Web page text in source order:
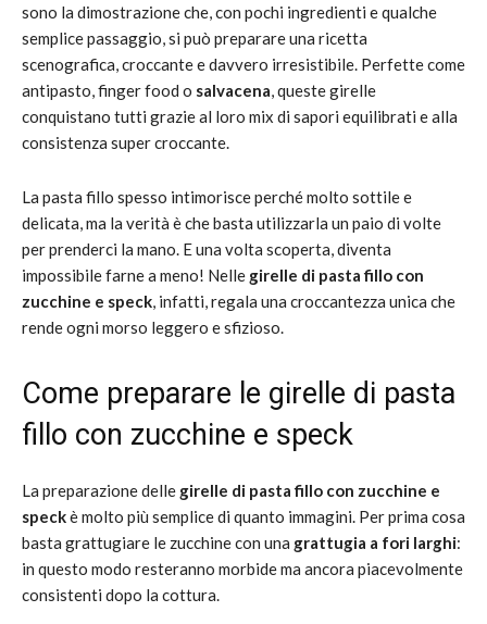
sono la dimostrazione che, con pochi ingredienti e qualche
semplice passaggio, si può preparare una ricetta
scenografica, croccante e davvero irresistibile. Perfette come
antipasto, finger food o salvacena, queste girelle
conquistano tutti grazie al loro mix di sapori equilibrati e alla
consistenza super croccante.
La pasta fillo spesso intimorisce perché molto sottile e
delicata, ma la verità è che basta utilizzarla un paio di volte
per prenderci la mano. E una volta scoperta, diventa
impossibile farne a meno! Nelle girelle di pasta fillo con
zucchine e speck, infatti, regala una croccantezza unica che
rende ogni morso leggero e sfizioso.
Come preparare le girelle di pasta
fillo con zucchine e speck
La preparazione delle girelle di pasta fillo con zucchine e
speckè molto più semplice di quanto immagini. Per prima cosa
basta grattugiare le zucchine con una grattugia a fori larghi:
in questo modo resteranno morbide ma ancora piacevolmente
consistenti dopo la cottura.